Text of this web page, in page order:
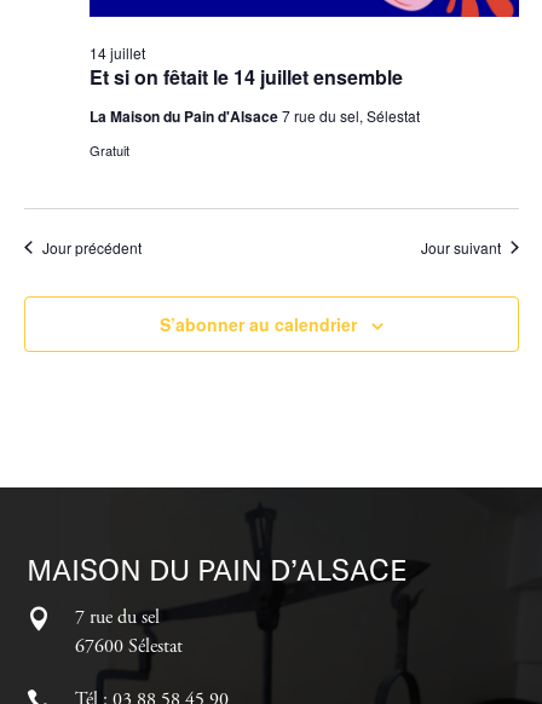
Et si on fêtait le 14 juillet ensemble
14 juillet
La Maison du Pain d'Alsace7 rue du sel, Sélestat
Gratuit
Jour précédent Jour suivant
S’abonner au calendrier
MAISON DU PAIN D’ALSACE
7 rue du sel
67600 Sélestat
Tél : 03 88 58 45 90